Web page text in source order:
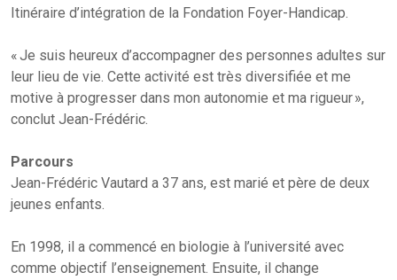
Itinéraire d’intégration de la Fondation Foyer-Handicap.
« Je suis heureux d’accompagner des personnes adultes sur
leur lieu de vie. Cette activité est très diversifiée et me
motive à progresser dans mon autonomie et ma rigueur »,
conclut Jean-Frédéric.
Parcours
Jean-Frédéric Vautard a 37 ans, est marié et père de deux
jeunes enfants.
En 1998, il a commencé en biologie à l’université avec
comme objectif l’enseignement. Ensuite, il change